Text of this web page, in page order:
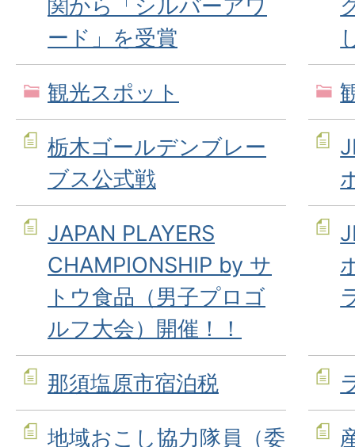
関から「シルバーアワ
ード」を受賞
観光スポット
栃木ゴールデンブレー
ブス公式戦
JAPAN PLAYERS
CHAMPIONSHIP by サ
トウ食品（男子プロゴ
ルフ大会）開催！！
那須塩原市宿泊税
地域おこし協力隊員（委